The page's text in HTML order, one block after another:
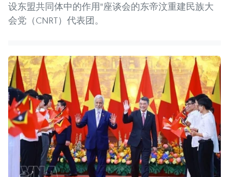
设东盟共同体中的作用"座谈会的东帝汶重建民族大
会党（CNRT）代表团。